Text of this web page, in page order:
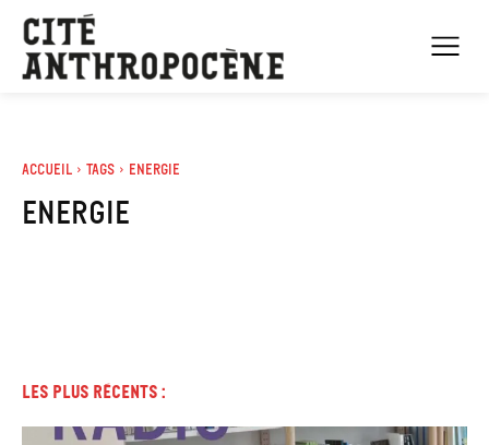
Accueil Tags Energie
energie
Les plus récents :